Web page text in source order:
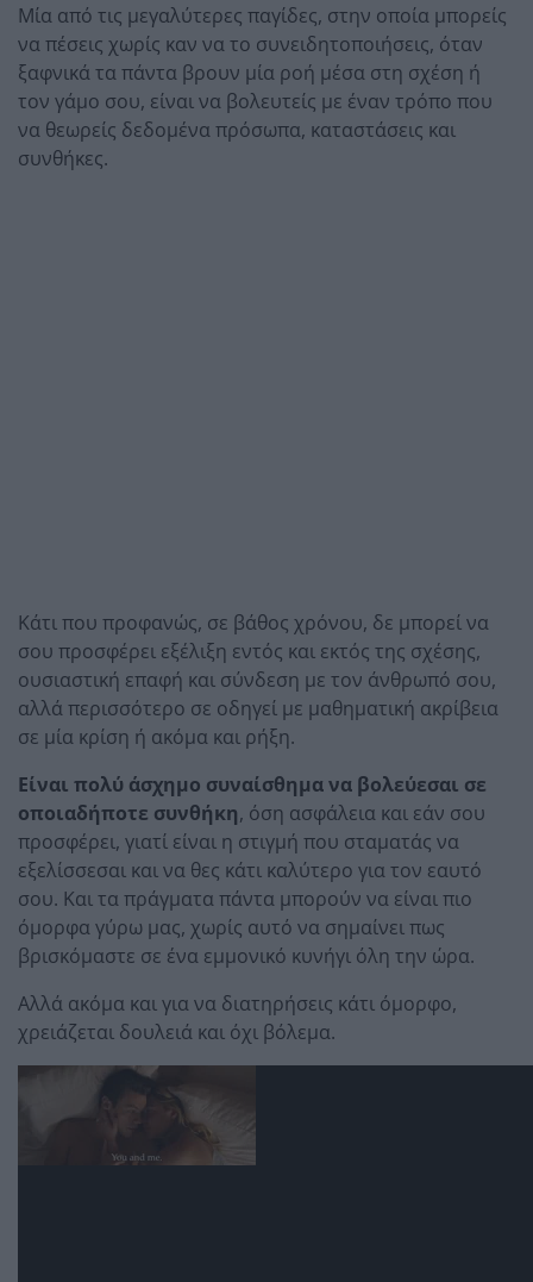
Μία από τις μεγαλύτερες παγίδες, στην οποία μπορείς
να πέσεις χωρίς καν να το συνειδητοποιήσεις, όταν
ξαφνικά τα πάντα βρουν μία ροή μέσα στη σχέση ή
τον γάμο σου, είναι να βολευτείς με έναν τρόπο που
να θεωρείς δεδομένα πρόσωπα, καταστάσεις και
συνθήκες.
Κάτι που προφανώς, σε βάθος χρόνου, δε μπορεί να
σου προσφέρει εξέλιξη εντός και εκτός της σχέσης,
ουσιαστική επαφή και σύνδεση με τον άνθρωπό σου,
αλλά περισσότερο σε οδηγεί με μαθηματική ακρίβεια
σε μία κρίση ή ακόμα και ρήξη.
Είναι πολύ άσχημο συναίσθημα να βολεύεσαι σε
οποιαδήποτε συνθήκη, όση ασφάλεια και εάν σου
προσφέρει, γιατί είναι η στιγμή που σταματάς να
εξελίσσεσαι και να θες κάτι καλύτερο για τον εαυτό
σου. Και τα πράγματα πάντα μπορούν να είναι πιο
όμορφα γύρω μας, χωρίς αυτό να σημαίνει πως
βρισκόμαστε σε ένα εμμονικό κυνήγι όλη την ώρα.
Αλλά ακόμα και για να διατηρήσεις κάτι όμορφο,
χρειάζεται δουλειά και όχι βόλεμα.